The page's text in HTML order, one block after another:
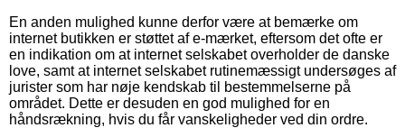
En anden mulighed kunne derfor være at bemærke om
internet butikken er støttet af e-mærket, eftersom det ofte er
en indikation om at internet selskabet overholder de danske
love, samt at internet selskabet rutinemæssigt undersøges af
jurister som har nøje kendskab til bestemmelserne på
området. Dette er desuden en god mulighed for en
håndsrækning, hvis du får vanskeligheder ved din ordre.